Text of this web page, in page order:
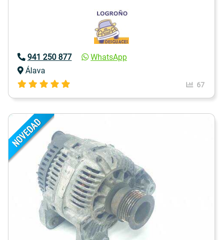
941 250 877
WhatsApp
Álava
67